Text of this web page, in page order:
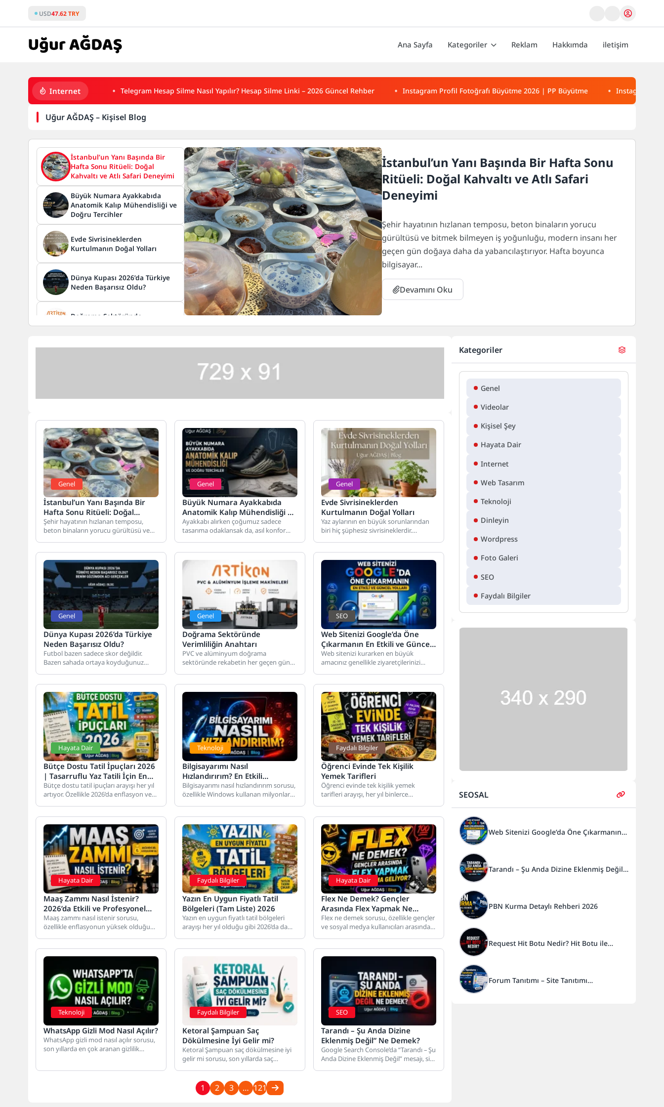
content
USD47.62 TRY
Ana Sayfa Kategoriler Reklam Hakkımda iletişim
Uğur
AĞDAŞ
Kişisel
Internet Telegram Hesap Silme Nasıl Yapılır? Hesap Silme Linki – 2026 Güncel Rehber Instagram Profil Fotoğrafı Büyütme 2026 | PP Büyütme Instagram
Uğur AĞDAŞ – Kişisel Blog
İstanbul’un Yanı Başında Bir
Hafta Sonu Ritüeli: Doğal
Kahvaltı ve Atlı Safari Deneyimi
Büyük Numara Ayakkabıda
Anatomik Kalıp Mühendisliği ve
Doğru Tercihler
Evde Sivrisineklerden
Kurtulmanın Doğal Yolları
Dünya Kupası 2026’da Türkiye
Neden Başarısız Oldu?
Doğrama Sektöründe
Verimliliğin Anahtarı
Web Sitenizi Google’da Öne
İstanbul’un Yanı Başında Bir Hafta Sonu
Ritüeli: Doğal Kahvaltı ve Atlı Safari
Deneyimi
Şehir hayatının hızlanan temposu, beton binaların yorucu
gürültüsü ve bitmek bilmeyen iş yoğunluğu, modern insanı her
geçen gün doğaya daha da yabancılaştırıyor. Hafta boyunca
bilgisayar...
Devamını Oku
Genel
İstanbul’un Yanı Başında Bir
Hafta Sonu Ritüeli: Doğal
Kahvaltı ve Atlı Safari Deneyimi
Şehir hayatının hızlanan temposu,
beton binaların yorucu gürültüsü ve
Genel
Büyük Numara Ayakkabıda
Anatomik Kalıp Mühendisliği ve
Doğru Tercihler
Ayakkabı alırken çoğumuz sadece
tasarıma odaklansak da, asıl konfor
Genel
Evde Sivrisineklerden
Kurtulmanın Doğal Yolları
Yaz aylarının en büyük sorunlarından
biri hiç şüphesiz sivrisineklerdir.
Genel
Dünya Kupası 2026’da Türkiye
Neden Başarısız Oldu?
Futbol bazen sadece skor değildir.
Bazen sahada ortaya koyduğunuz
Genel
Doğrama Sektöründe
Verimliliğin Anahtarı
PVC ve alüminyum doğrama
sektöründe rekabetin her geçen gün
SEO
Web Sitenizi Google’da Öne
Çıkarmanın En Etkili ve Güncel
Yolları
Web sitenizi kurarken en büyük
amacınız genellikle ziyaretçilerinizi
Hayata Dair
Bütçe Dostu Tatil İpuçları 2026
| Tasarruflu Yaz Tatili İçin En
Pratik Rehber
Bütçe dostu tatil ipuçları arayışı her yıl
artıyor. Özellikle 2026’da enflasyon ve
Teknoloji
Bilgisayarımı Nasıl
Hızlandırırım? En Etkili
Bilgisayar Hızlandırma
Yöntemleri
Bilgisayarımı nasıl hızlandırırım sorusu,
özellikle Windows kullanan milyonlarca
Faydalı Bilgiler
Öğrenci Evinde Tek Kişilik
Yemek Tarifleri
Öğrenci evinde tek kişilik yemek
tarifleri arayışı, her yıl binlerce
Hayata Dair
Maaş Zammı Nasıl İstenir?
2026’da Etkili ve Profesyonel
Yöntemler
Maaş zammı nasıl istenir sorusu,
özellikle enflasyonun yüksek olduğu
Faydalı Bilgiler
Yazın En Uygun Fiyatlı Tatil
Bölgeleri (Tam Liste) 2026
Yazın en uygun fiyatlı tatil bölgeleri
arayışı her yıl olduğu gibi 2026’da da
Hayata Dair
Flex Ne Demek? Gençler
Arasında Flex Yapmak Ne
Anlama Geliyor?
Flex ne demek sorusu, özellikle gençler
ve sosyal medya kullanıcıları arasında
Teknoloji
WhatsApp Gizli Mod Nasıl Açılır?
WhatsApp gizli mod nasıl açılır sorusu,
son yıllarda en çok aranan gizlilik
Faydalı Bilgiler
Ketoral Şampuan Saç
Dökülmesine İyi Gelir mi?
Ketoral Şampuan saç dökülmesine iyi
gelir mi sorusu, son yıllarda saç
SEO
Tarandı – Şu Anda Dizine
Eklenmiş Değil” Ne Demek?
Google Search Console’da “Tarandı – Şu
Anda Dizine Eklenmiş Değil” mesajı, site
1 2 3 … 121
Kategoriler
Genel
Videolar
Kişisel Şey
Hayata Dair
Internet
Web Tasarım
Teknoloji
Dinleyin
Wordpress
Foto Galeri
SEO
Faydalı Bilgiler
SEOSAL
Web Sitenizi Google’da Öne Çıkarmanın
Tarandı – Şu Anda Dizine Eklenmiş Değil”
PBN Kurma Detaylı Rehberi 2026
Request Hit Botu Nedir? Hit Botu ile
Forum Tanıtımı – Site Tanıtımı